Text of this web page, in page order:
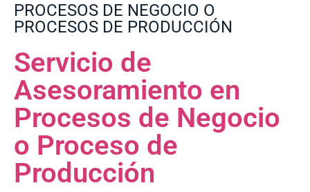
PROCESOS DE NEGOCIO O
PROCESOS DE PRODUCCIÓN
Servicio de
Asesoramiento en
Procesos de Negocio
o Proceso de
Producción